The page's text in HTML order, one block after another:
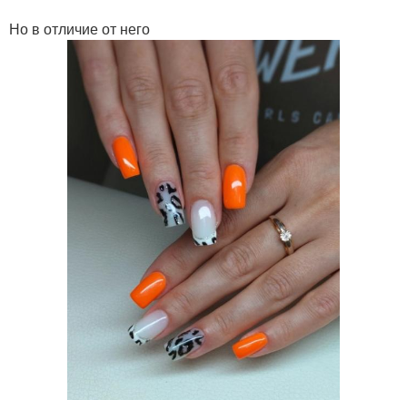
Но в отличие от него